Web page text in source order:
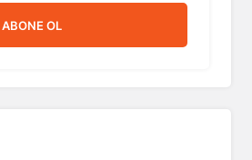
ABONE OL